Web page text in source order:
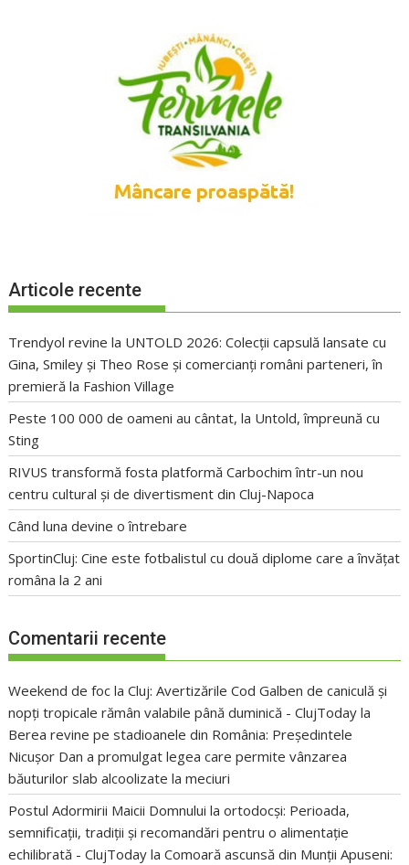
Articole recente
Trendyol revine la UNTOLD 2026: Colecții capsulă lansate cu
Gina, Smiley și Theo Rose și comercianți români parteneri, în
premieră la Fashion Village
Peste 100 000 de oameni au cântat, la Untold, împreună cu
Sting
RIVUS transformă fosta platformă Carbochim într-un nou
centru cultural și de divertisment din Cluj-Napoca
Când luna devine o întrebare
SportinCluj: Cine este fotbalistul cu două diplome care a învățat
româna la 2 ani
Comentarii recente
Weekend de foc la Cluj: Avertizările Cod Galben de caniculă și
nopți tropicale rămân valabile până duminică - ClujToday la
Berea revine pe stadioanele din România: Președintele
Nicușor Dan a promulgat legea care permite vânzarea
băuturilor slab alcoolizate la meciuri
Postul Adormirii Maicii Domnului la ortodocși: Perioada,
semnificații, tradiții și recomandări pentru o alimentație
echilibrată - ClujToday laComoară ascunsă din Munții Apuseni: